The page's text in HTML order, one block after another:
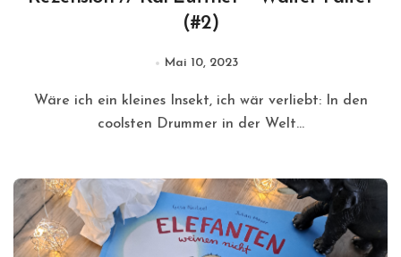
(#2)
Mai 10, 2023
Wäre ich ein kleines Insekt, ich wär verliebt: In den
coolsten Drummer in der Welt...